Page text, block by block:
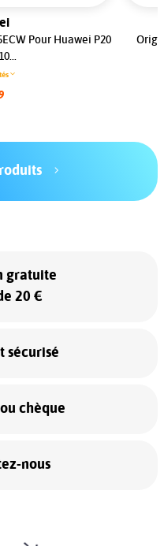
Pour Huawei P20
gratuite
20 €
sécurisé
chèque
nous